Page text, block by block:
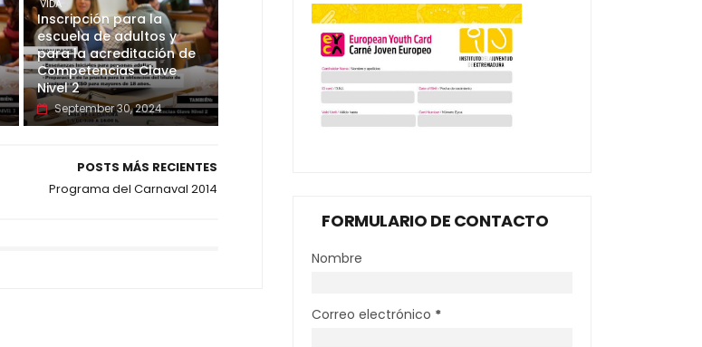
VIDA
Inscripción para la
escuela de adultos y
para la acreditación de
Competencias Clave
Nivel 2
September 30, 2024
POSTS MÁS RECIENTES
Programa del Carnaval 2014
FORMULARIO DE CONTACTO
Nombre
Correo electrónico *